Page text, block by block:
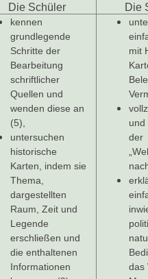
Die Schüler
Die
kennen
grundlegende
Schritte der
Bearbeitung
schriftlicher
Quellen und
wenden diese an
(5),
untersuchen
historische
Karten, indem sie
Thema,
dargestellten
Raum, Zeit und
Legende
erschließen und
die enthaltenen
Informationen
mit
und
der
das